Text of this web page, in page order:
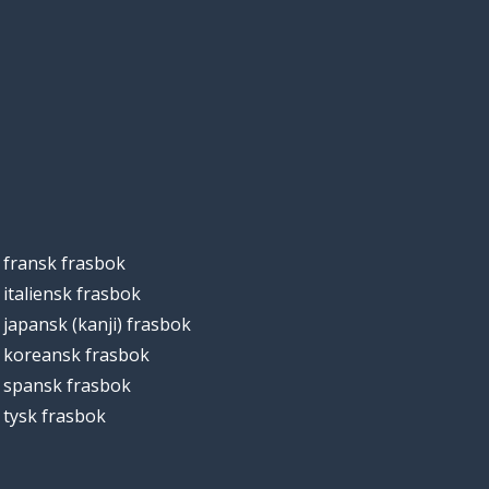
fransk frasbok
italiensk frasbok
japansk (kanji) frasbok
koreansk frasbok
spansk frasbok
tysk frasbok